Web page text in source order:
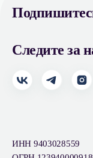
Следите за
ИНН 9403028559